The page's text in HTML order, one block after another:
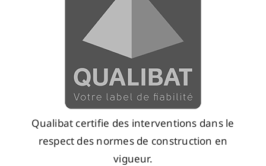
Qualibat certifie des interventions dans le
respect des normes de construction en
vigueur.